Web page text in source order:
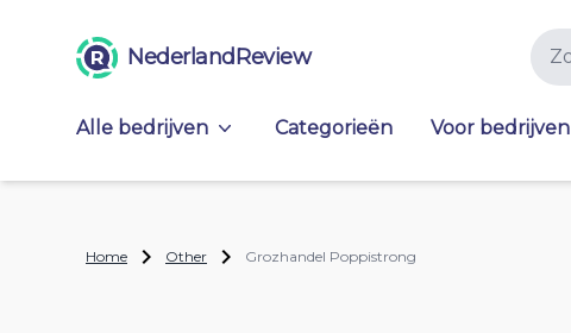
NederlandReview
Alle bedrijven Categorieën Voor bedrijven
Home Other Grozhandel Poppistrong